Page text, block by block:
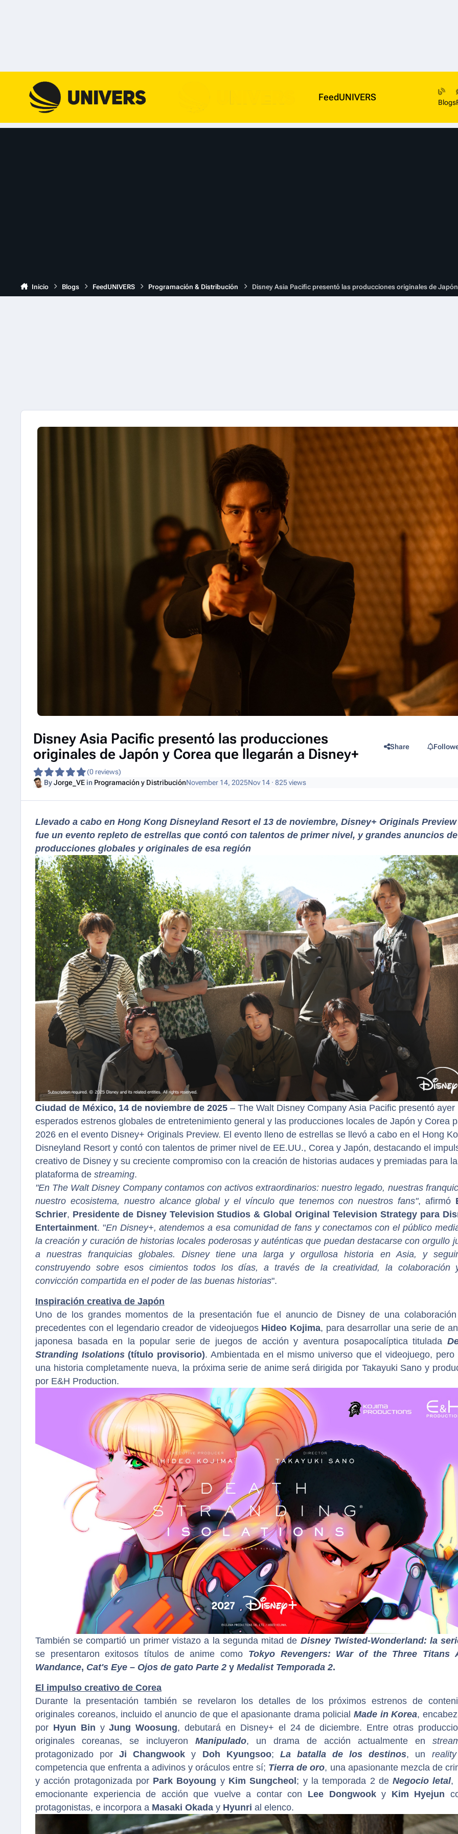
FeedUNIVERS Blogs
Inicio Blogs FeedUNIVERS Programación & Distribución Disney Asia Pacific presentó las producciones originales de
Disney Asia Pacific presentó las producciones
originales de Japón y Corea que llegarán a Disney+
(0 reviews)
Share
ByJorge_VEin Programación y DistribuciónNovember 14, 2025Nov 14· 825 views
Llevado a cabo en Hong Kong Disneyland Resort el 13 de noviembre, Disney+ Originals Preview
fue un evento repleto de estrellas que contó con talentos de primer nivel, y grandes anuncios de
producciones globales y originales de esa región
Ciudad de México, 14 de noviembre de 2025 – The Walt Disney Company Asia Pacific presentó ayer
esperados estrenos globales de entretenimiento general y las producciones locales de Japón y Corea
2026 en el evento Disney+ Originals Preview. El evento lleno de estrellas se llevó a cabo en el Hong
Disneyland Resort y contó con talentos de primer nivel de EE.UU., Corea y Japón, destacando el
creativo de Disney y su creciente compromiso con la creación de historias audaces y premiadas para la
plataforma de streaming.
"En The Walt Disney Company contamos con activos extraordinarios: nuestro legado, nuestras
nuestro ecosistema, nuestro alcance global y el vínculo que tenemos con nuestros fans", afirmó
Schrier, Presidente de Disney Television Studios & Global Original Television Strategy para
Entertainment. "En Disney+, atendemos a esa comunidad de fans y conectamos con el público
la creación y curación de historias locales poderosas y auténticas que puedan destacarse con orgullo
a nuestras franquicias globales. Disney tiene una larga y orgullosa historia en Asia, y
construyendo sobre esos cimientos todos los días, a través de la creatividad, la colaboración
convicción compartida en el poder de las buenas historias".
Inspiración creativa de Japón
Uno de los grandes momentos de la presentación fue el anuncio de Disney de una
precedentes con el legendario creador de videojuegos Hideo Kojima, para desarrollar una serie de
japonesa basada en la popular serie de juegos de acción y aventura posapocalíptica titulada
Stranding Isolations(título provisorio). Ambientada en el mismo universo que el videojuego, pero
una historia completamente nueva, la próxima serie de anime será dirigida por Takayuki Sano y
por E&H Production.
También se compartió un primer vistazo a la segunda mitad de Disney Twisted-Wonderland: la
se presentaron exitosos títulos de anime como Tokyo Revengers: War of the Three Titans
Wandance, Cat's Eye – Ojos de gato Parte 2 y Medalist Temporada 2.
El impulso creativo de Corea
Durante la presentación también se revelaron los detalles de los próximos estrenos de
originales coreanos, incluido el anuncio de que el apasionante drama policialMade in Korea,
por Hyun Bin yJung Woosung, debutará en Disney+ el 24 de diciembre. Entre otras
originales coreanas, se incluyeron Manipulado, un drama de acción actualmente en
protagonizado porJi Changwook y Doh Kyungsoo; La batalla de los destinos, un
competencia que enfrenta a adivinos y oráculos entre sí; Tierra de oro, una apasionante mezcla de
y acción protagonizada por Park Boyoung y Kim Sungcheol ; y la temporada 2 deNegocio letal,
emocionante experiencia de acción que vuelve a contar con Lee Dongwooky Kim Hyejun
protagonistas, e incorpora a Masaki Okada y Hyunri al elenco.